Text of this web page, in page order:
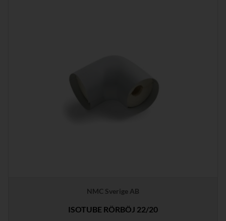
NMC Sverige AB
ISOTUBE RÖRBÖJ 22/20